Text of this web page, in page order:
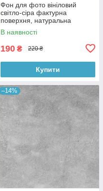
Фон для фото вініловий
світло-сіра фактурна
поверхня, натуральна
бетонна текстура, 60x60 см,
№550413
В наявності
190 ₴ 220 ₴
Купити
–14%